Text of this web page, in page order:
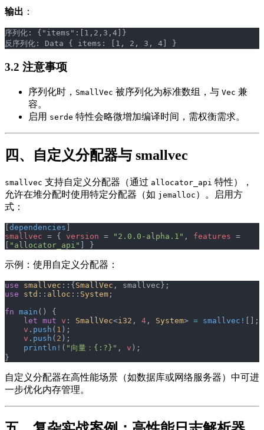
输出 ：
序列化: {"items":[1,2,3,4]}
反序列化: Data { items: [1, 2, 3, 4] }
3.2 注意事项
序列化时， SmallVec 被序列化为标准数组，与 Vec 兼
容。
启用 serde 特性会略微增加编译时间，需权衡需求。
四、自定义分配器与 smallvec
smallvec 支持自定义分配器（通过 allocator_api 特性），
允许在堆分配时使用特定分配器（如 jemalloc ）。启用方
式：
dependencies
smallvec = { version = "2.0.0-alpha.1" , features =
"allocator_api" ] }
示例：使用自定义分配器：
use smallvec ::{ SmallVec , smallvec};
use std :: alloc :: System ;
fn main () {
    let
mut v : SmallVec<i32 , 4 , System> = smallvec!
[];
    v
. push ( 1 );
    v
. push ( 2 );
    println!
( "向量：{:?}" , v );
}
自定义分配器在高性能场景（如数据库或网络服务器）中可进
一步优化内存管理。